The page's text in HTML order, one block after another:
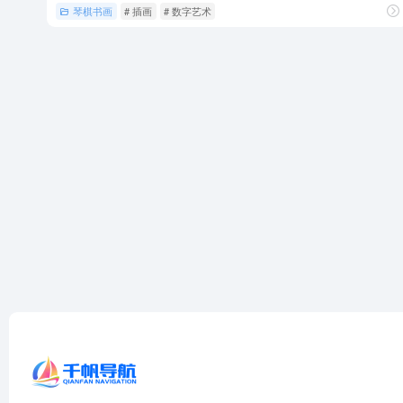
琴棋书画 # 插画 # 数字艺术